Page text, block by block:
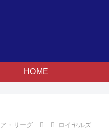
HOME
ア・リーグ ロイヤルズ